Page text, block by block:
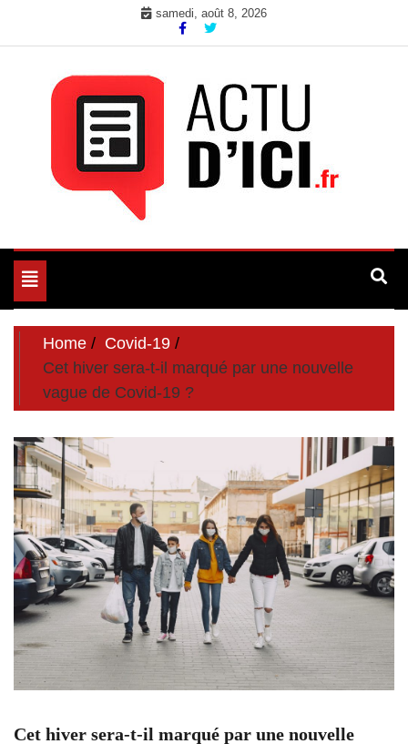
samedi, août 8, 2026
Actu d'Ici
Toggle
navigation
Home
Covid-19
Cet hiver sera-t-il marqué par une nouvelle
vague de Covid-19 ?
Cet hiver sera-t-il marqué par une nouvelle